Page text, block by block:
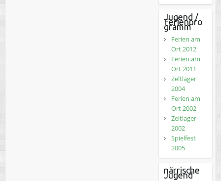
Jugend /
Ferienpro
gramm
Ferien am
Ort 2012
Ferien am
Ort 2011
Zeltlager
2004
Ferien am
Ort 2002
Zeltlager
2002
Spielfest
2005
närrische
Jugend